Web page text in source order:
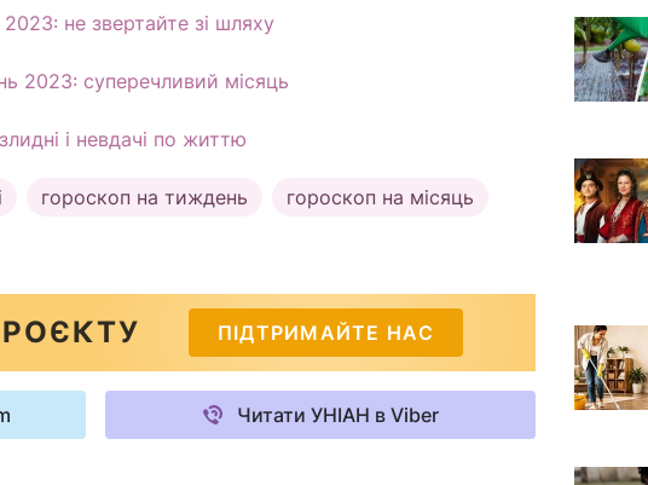
не звертайте зі шляху
2023: суперечливий місяць
і невдачі по життю
гороскоп на тиждень
гороскоп на місяць
ПІДТРИМАЙТЕ НАС
Читати УНІАН в Viber